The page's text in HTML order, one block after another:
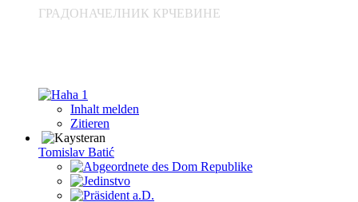
ГРАДОНАЧЕЛНИК КРЧЕВИНЕ
1
Inhalt melden
Zitieren
Tomislav Batić